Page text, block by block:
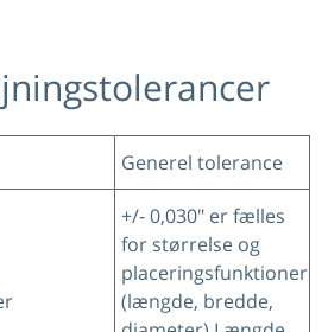
Generel tolerance
+/- 0,030" er fælles
for størrelse og
placeringsfunktioner
(længde, bredde,